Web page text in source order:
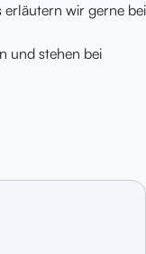
erläutern wir gerne bei
und stehen bei